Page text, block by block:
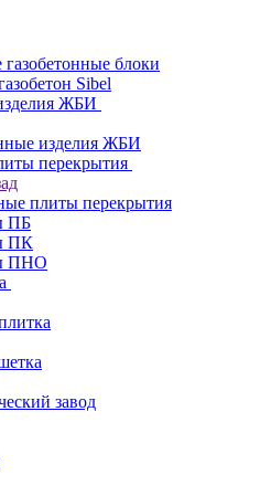
газобетонные блоки
Sibel
ЖБИ
изделия ЖБИ
перекрытия
плиты перекрытия
ПБ
ПК
ПНО
завод